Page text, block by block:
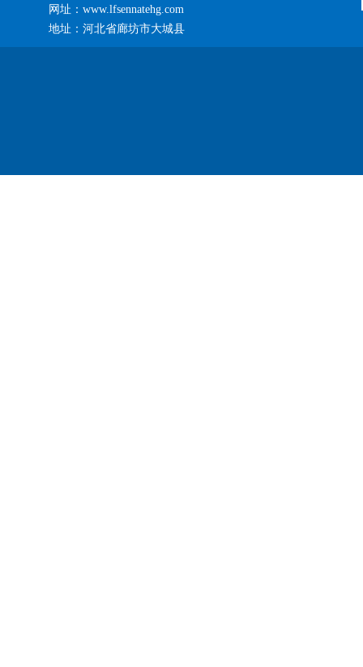
网址：www.lfsennatehg.com
地址：河北省廊坊市大城县